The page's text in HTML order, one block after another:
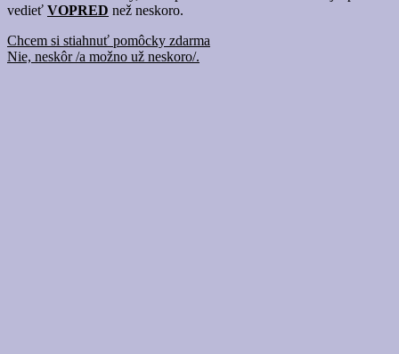
vedieť VOPRED než neskoro.
Chcem si stiahnuť pomôcky zdarma
Nie, neskôr /a možno už neskoro/.